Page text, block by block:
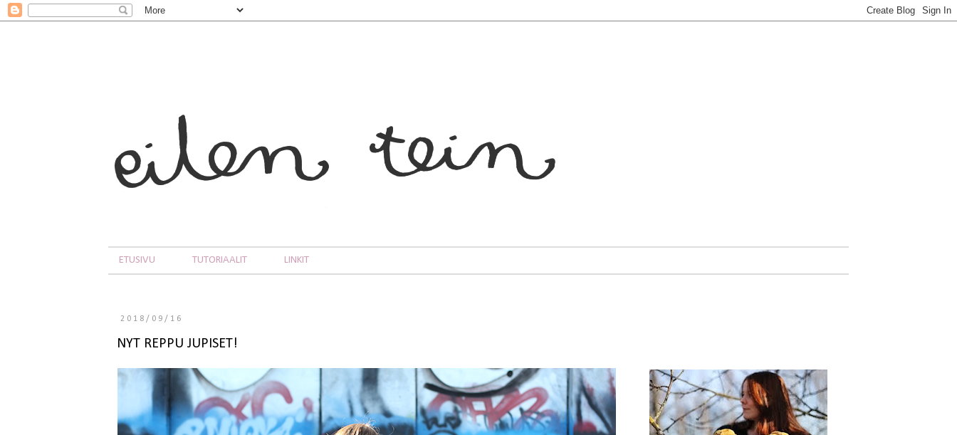
ETUSIVU TUTORIAALIT LINKIT
2018/09/16
NYT REPPU JUPISET!